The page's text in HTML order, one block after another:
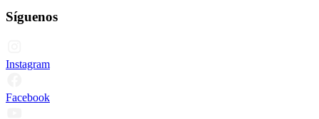
Síguenos
Instagram
Facebook